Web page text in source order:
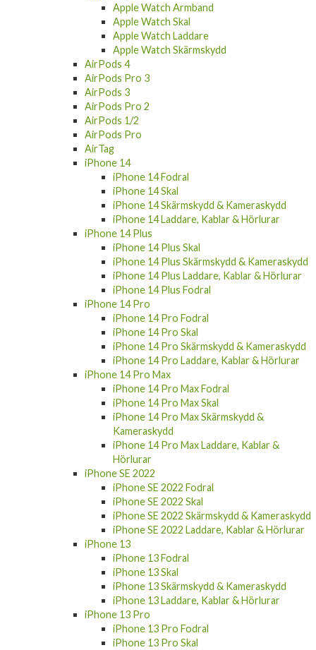
Apple Watch Skal
Apple Watch Laddare
Apple Watch Skärmskydd
AirPods 4
AirPods Pro 3
AirPods 3
AirPods Pro 2
AirPods 1/2
AirPods Pro
AirTag
iPhone 14
iPhone 14 Fodral
iPhone 14 Skal
iPhone 14 Skärmskydd & Kameraskydd
iPhone 14 Laddare, Kablar & Hörlurar
iPhone 14 Plus
iPhone 14 Plus Skal
iPhone 14 Plus Skärmskydd & Kameraskydd
iPhone 14 Plus Laddare, Kablar & Hörlurar
iPhone 14 Plus Fodral
iPhone 14 Pro
iPhone 14 Pro Fodral
iPhone 14 Pro Skal
iPhone 14 Pro Skärmskydd & Kameraskydd
iPhone 14 Pro Laddare, Kablar & Hörlurar
iPhone 14 Pro Max
iPhone 14 Pro Max Fodral
iPhone 14 Pro Max Skal
iPhone 14 Pro Max Skärmskydd &
Kameraskydd
iPhone 14 Pro Max Laddare, Kablar &
Hörlurar
iPhone SE 2022
iPhone SE 2022 Fodral
iPhone SE 2022 Skal
iPhone SE 2022 Skärmskydd & Kameraskydd
iPhone SE 2022 Laddare, Kablar & Hörlurar
iPhone 13
iPhone 13 Fodral
iPhone 13 Skal
iPhone 13 Skärmskydd & Kameraskydd
iPhone 13 Laddare, Kablar & Hörlurar
iPhone 13 Pro
iPhone 13 Pro Fodral
iPhone 13 Pro Skal
iPhone 13 Pro Skärmskydd & Kameraskydd